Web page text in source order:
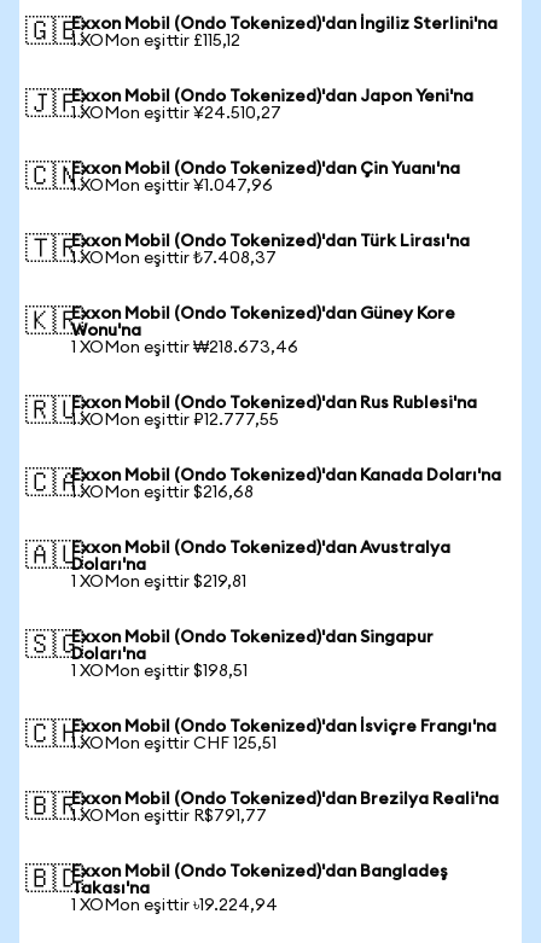
🇬🇧Exxon Mobil (Ondo Tokenized)'dan İngiliz Sterlini'na
1 XOMon eşittir £115,12
🇯🇵Exxon Mobil (Ondo Tokenized)'dan Japon Yeni'na
1 XOMon eşittir ¥24.510,27
🇨🇳Exxon Mobil (Ondo Tokenized)'dan Çin Yuanı'na
1 XOMon eşittir ¥1.047,96
🇹🇷Exxon Mobil (Ondo Tokenized)'dan Türk Lirası'na
1 XOMon eşittir ₺7.408,37
🇰🇷Exxon Mobil (Ondo Tokenized)'dan Güney Kore
Wonu'na
1 XOMon eşittir ₩218.673,46
🇷🇺Exxon Mobil (Ondo Tokenized)'dan Rus Rublesi'na
1 XOMon eşittir ₽12.777,55
🇨🇦Exxon Mobil (Ondo Tokenized)'dan Kanada Doları'na
1 XOMon eşittir $216,68
🇦🇺Exxon Mobil (Ondo Tokenized)'dan Avustralya
Doları'na
1 XOMon eşittir $219,81
🇸🇬Exxon Mobil (Ondo Tokenized)'dan Singapur
Doları'na
1 XOMon eşittir $198,51
🇨🇭Exxon Mobil (Ondo Tokenized)'dan İsviçre Frangı'na
1 XOMon eşittir CHF 125,51
🇧🇷Exxon Mobil (Ondo Tokenized)'dan Brezilya Reali'na
1 XOMon eşittir R$791,77
🇧🇩Exxon Mobil (Ondo Tokenized)'dan Bangladeş
Takası'na
1 XOMon eşittir ৳19.224,94